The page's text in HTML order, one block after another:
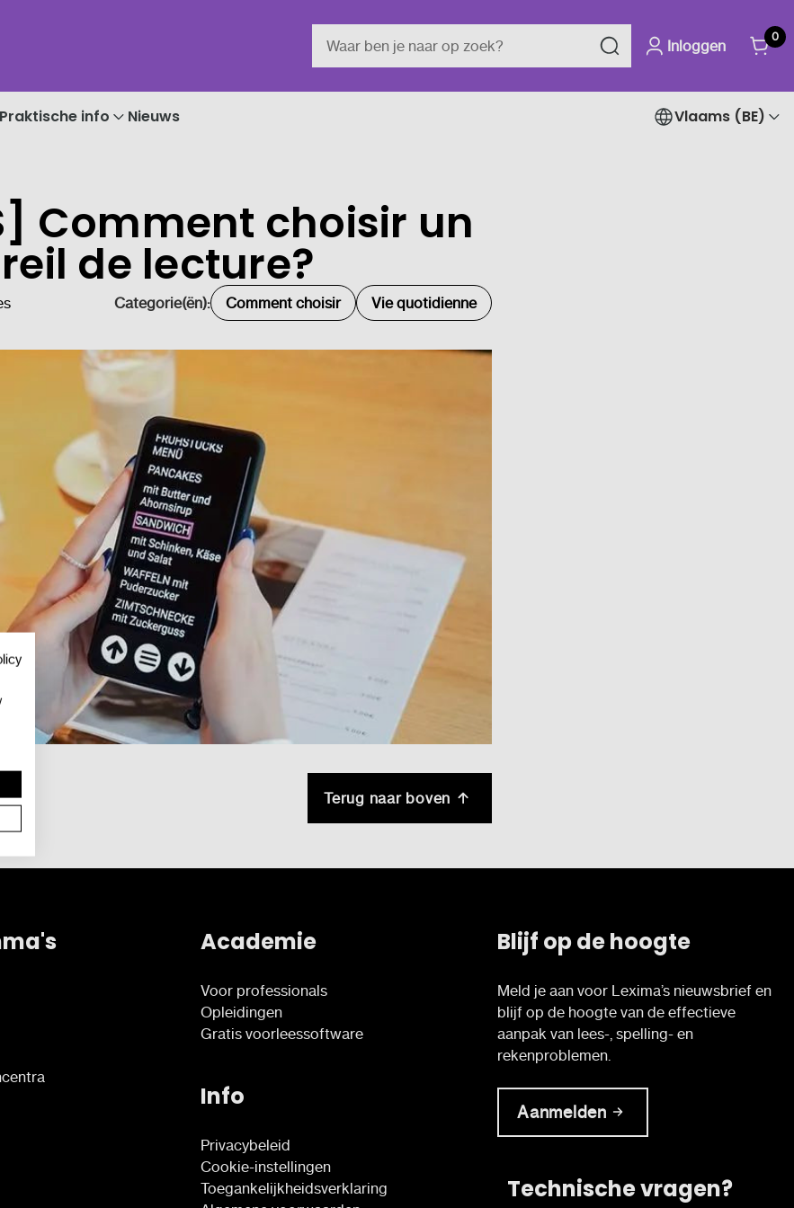
Inloggen
0
Praktische info Nieuws Vlaams (BE)
Comment choisir un
de lecture?
Categorie(ën): Comment choisir Vie quotidienne
Terug naar boven
Academie
Voor professionals
Opleidingen
Gratis voorleessoftware
Info
Privacybeleid
Cookie-instellingen
Toegankelijkheidsverklaring
Blijf op de hoogte
Meld je aan voor Lexima’s nieuwsbrief en
blijf op de hoogte van de effectieve
aanpak van lees-, spelling- en
rekenproblemen.
Aanmelden
Technische vragen?